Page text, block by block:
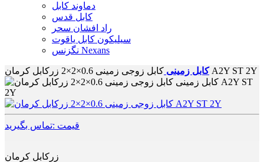
دماوند کابل
کابل قدس
راد افشان سحر
سیلیکون کابل یاقوت
نگزنس Nexans
کابل زمینیکابل زوجی زمینی 0.6×2×2 زرکابل کرمان A2Y ST 2Y
قیمت :تماس بگیرید
زرکابل کرمان